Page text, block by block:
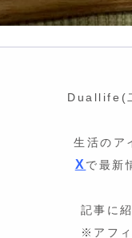
Duallife(
生活のア
X で最新
記事に
※アフィ